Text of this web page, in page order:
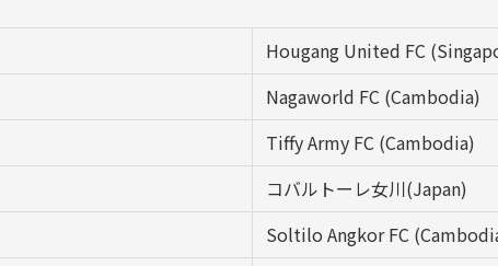
Hougang United FC
Nagaworld FC (Cambodia)
Tiffy Army FC (Cambodia)
コバルトーレ女川(Japan)
Soltilo Angkor FC